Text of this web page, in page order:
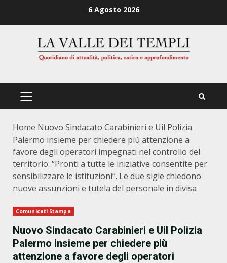
6 Agosto 2026
PRIMÄRES
Home Nuovo Sindacato Carabinieri e Uil Polizia
Palermo insieme per chiedere più attenzione a
favore degli operatori impegnati nel controllo del
territorio: “Pronti a tutte le iniziative consentite per
sensibilizzare le istituzioni”. Le due sigle chiedono
nuove assunzioni e tutela del personale in divisa
Comunicati Stampa
Nuovo Sindacato Carabinieri e Uil Polizia
Palermo insieme per chiedere più
attenzione a favore degli operatori